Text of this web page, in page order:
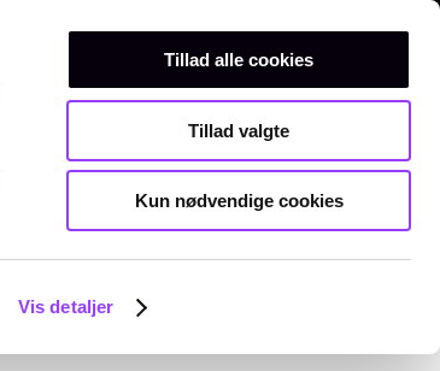
Vis detaljer
Tillad alle cookies
Tillad valgte
Kun nødvendige cookies
Teknisk gymnasiumKurser